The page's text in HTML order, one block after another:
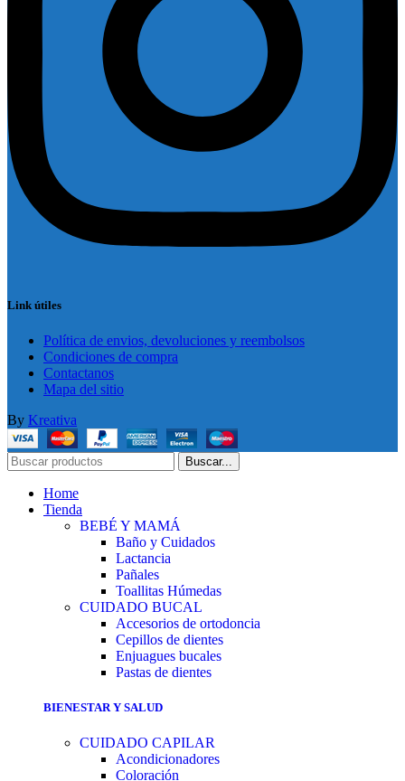
Link útiles
Política de envios, devoluciones y reembolsos
Condiciones de compra
Contactanos
Mapa del sitio
By Kreativa
Buscar...
Home
Tienda
BEBÉ Y MAMÁ
Baño y Cuidados
Lactancia
Pañales
Toallitas Húmedas
CUIDADO BUCAL
Accesorios de ortodoncia
Cepillos de dientes
Enjuagues bucales
Pastas de dientes
BIENESTAR Y SALUD
CUIDADO CAPILAR
Acondicionadores
Coloración